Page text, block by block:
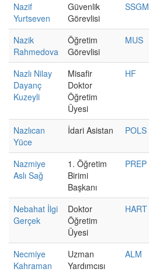
Nazif
Yurtseven
Güvenlik
Görevlisi
SSGM
Nazik
Rahmedova
Öğretim
Görevlisi
MUS
Nazlı Nilay
Dayanç
Kuzeyli
Misafir
Doktor
Öğretim
Üyesi
HF
Nazlıcan
Yüce
İdari Asistan POLS
Nazmiye
Aslı Sağ
1. Öğretim
Birimi
Başkanı
PREP
Nebahat İlgi
Gerçek
Doktor
Öğretim
Üyesi
HART
Necmiye
Kahraman
Uzman
Yardımcısı
ALM